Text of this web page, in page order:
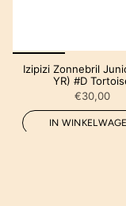
Izipizi Zonnebril
YR) #D
€30,00
IN